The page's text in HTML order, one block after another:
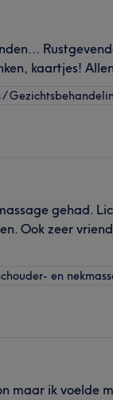
kaartjes!
/
gehad.
Ook zeer
en
maar ik voelde